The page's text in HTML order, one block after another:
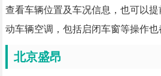
查看车辆位置及车况信息，也可以
动车辆空调，包括启闭车窗等操作也
北京盛昂